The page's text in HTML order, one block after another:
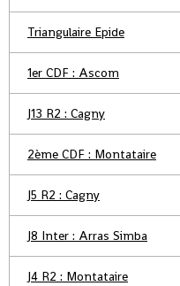
Triangulaire Epide
1er CDF : Ascom
J13 R2 : Cagny
2ème CDF : Montataire
J5 R2 : Cagny
J8 Inter : Arras Simba
J4 R2 : Montataire